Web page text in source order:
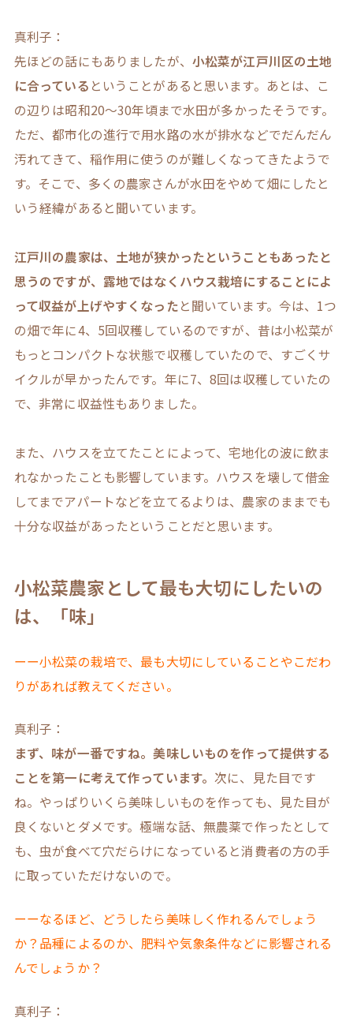
真利子：
先ほどの話にもありましたが、 小松菜が江戸川区の土地
に合っている ということがあると思います。あとは、こ
の辺りは昭和20～30年頃まで水田が多かったそうです。
ただ、都市化の進行で用水路の水が排水などでだんだん
汚れてきて、稲作用に使うのが難しくなってきたようで
す。そこで、多くの農家さんが水田をやめて畑にしたと
いう経緯があると聞いています。
江戸川の農家は、土地が狭かったということもあったと
思うのですが、露地ではなくハウス栽培にすることによ
って収益が上げやすくなったと聞いています。今は、1つ
の畑で年に4、5回収穫しているのですが、昔は小松菜が
もっとコンパクトな状態で収穫していたので、すごくサ
イクルが早かったんです。年に7、8回は収穫していたの
で、非常に収益性もありました。
また、ハウスを立てたことによって、宅地化の波に飲ま
れなかったことも影響しています。ハウスを壊して借金
してまでアパートなどを立てるよりは、農家のままでも
十分な収益があったということだと思います。
小松菜農家として最も大切にしたいの
は、「味」
ーー小松菜の栽培で、最も大切にしていることやこだわ
りがあれば教えてください。
真利子：
まず、味が一番ですね。美味しいものを作って提供する
ことを第一に考えて作っています。次に、見た目です
ね。やっぱりいくら美味しいものを作っても、見た目が
良くないとダメです。極端な話、無農薬で作ったとして
も、虫が食べて穴だらけになっていると消費者の方の手
に取っていただけないので。
ーーなるほど、どうしたら美味しく作れるんでしょう
か？品種によるのか、肥料や気象条件などに影響される
んでしょうか？
真利子：